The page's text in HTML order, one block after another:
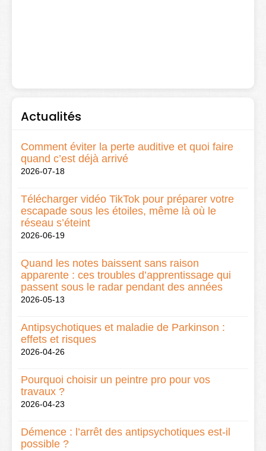
Actualités
Comment éviter la perte auditive et quoi faire
quand c’est déjà arrivé
2026-07-18
Télécharger vidéo TikTok pour préparer votre
escapade sous les étoiles, même là où le
réseau s’éteint
2026-06-19
Quand les notes baissent sans raison
apparente : ces troubles d’apprentissage qui
passent sous le radar pendant des années
2026-05-13
Antipsychotiques et maladie de Parkinson :
effets et risques
2026-04-26
Pourquoi choisir un peintre pro pour vos
travaux ?
2026-04-23
Démence : l’arrêt des antipsychotiques est-il
possible ?